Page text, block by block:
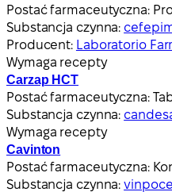
Postać farmaceutyczna:
Substancja czynna:
Producent: Laboratorio
Wymaga recepty
Carzap HCT
Postać farmaceutyczna:
Substancja czynna:
Wymaga recepty
Cavinton
Postać farmaceutyczna:
Substancja czynna: